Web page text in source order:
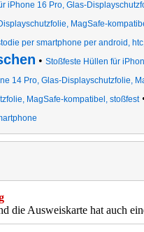
iPhone 16 Pro, Glas-
MagSafe-
per smartphone per android,
• Stoßfeste Hüllen für
14 Pro, Glas-Displayschutzfolie,
MagSafe-kompatibel, stoßfest
die Ausweiskarte hat auch